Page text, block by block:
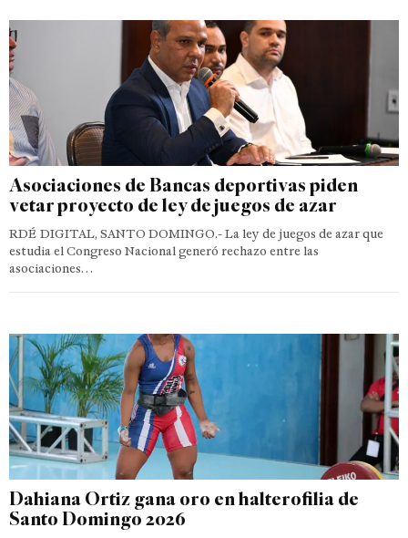
Asociaciones de Bancas deportivas piden
vetar proyecto de ley de juegos de azar
RDÉ DIGITAL, SANTO DOMINGO.- La ley de juegos de azar que
estudia el Congreso Nacional generó rechazo entre las
asociaciones…
Dahiana Ortiz gana oro en halterofilia de
Santo Domingo 2026